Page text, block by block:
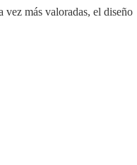
más valoradas, el diseño